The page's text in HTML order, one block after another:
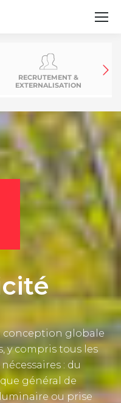
RECRUTEMENT &
EXTERNALISATION
conception globale
y compris tous les
: du
général de
ou prise